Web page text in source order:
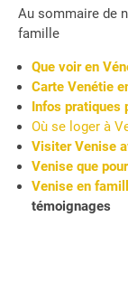
Au sommaire de
famille
Que voir en
Carte Venétie
Infos pratiques
Où se loger à
Visiter Venise
Venise que
Venise en
témoignages